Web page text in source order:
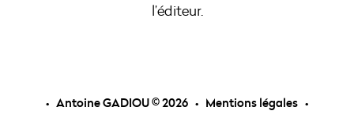
l’éditeur.
• Antoine GADIOU ©2026 • Mentions légales •